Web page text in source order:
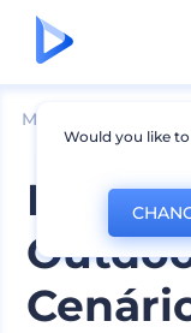
Mockups
Would you like